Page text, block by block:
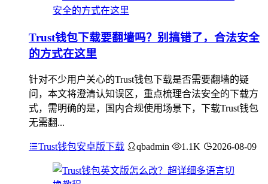
Trust钱包下载要翻墙吗？别搞错了，合法安全
的方式在这里
针对不少用户关心的Trust钱包下载是否需要翻墙的疑
问，本文将澄清认知误区，重点梳理合法安全的下载方
式，需明确的是，国内合规使用场景下，下载Trust钱包
无需翻...
Trust钱包安卓版下载 qbadmin 1.1K 2026-08-09